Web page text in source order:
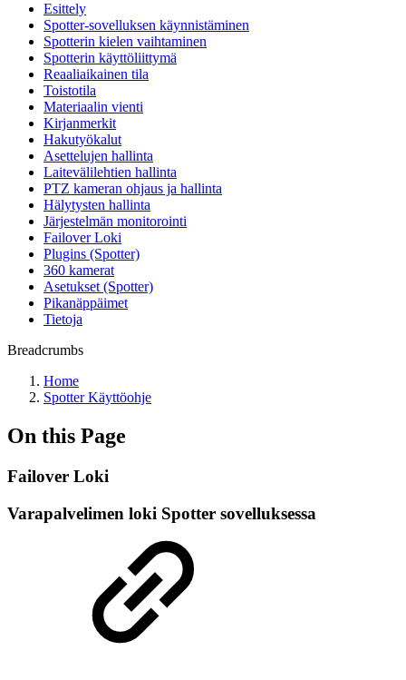
Esittely
Spotter-sovelluksen käynnistäminen
Spotterin kielen vaihtaminen
Spotterin käyttöliittymä
Reaaliaikainen tila
Toistotila
Materiaalin vienti
Kirjanmerkit
Hakutyökalut
Asettelujen hallinta
Laitevälilehtien hallinta
PTZ kameran ohjaus ja hallinta
Hälytysten hallinta
Järjestelmän monitorointi
Failover Loki
Plugins (Spotter)
360 kamerat
Asetukset (Spotter)
Pikanäppäimet
Tietoja
Breadcrumbs
Home
Spotter Käyttöohje
On this Page
Failover Loki
Varapalvelimen loki Spotter sovelluksessa